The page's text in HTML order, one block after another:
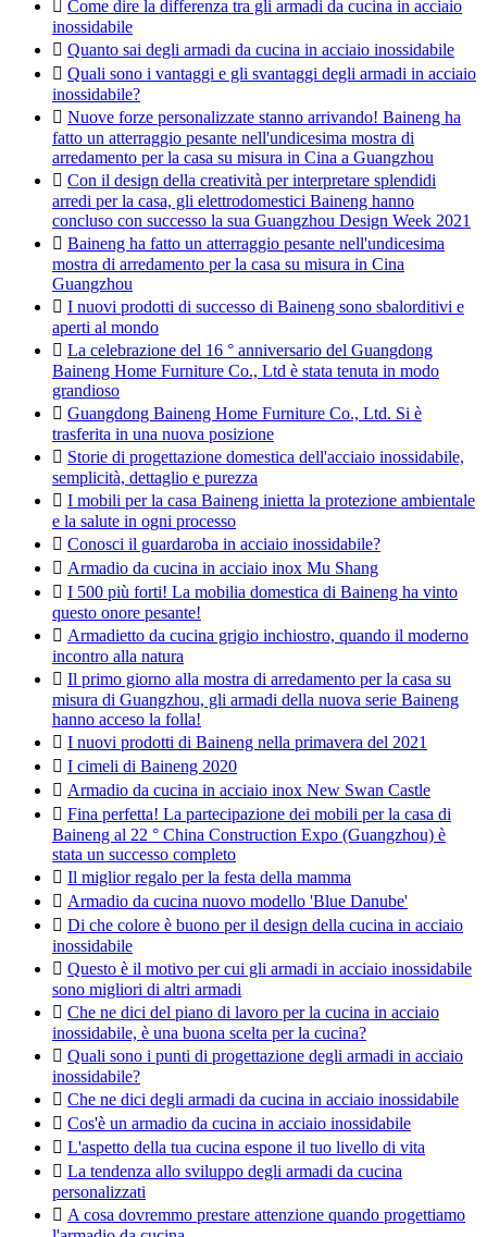
Come dire la differenza tra gli armadi da cucina in acciaio
inossidabile
 Quanto sai degli armadi da cucina in acciaio inossidabile
 Quali sono i vantaggi e gli svantaggi degli armadi in acciaio
inossidabile?
 Nuove forze personalizzate stanno arrivando! Baineng ha
fatto un atterraggio pesante nell'undicesima mostra di
arredamento per la casa su misura in Cina a Guangzhou
 Con il design della creatività per interpretare splendidi
arredi per la casa, gli elettrodomestici Baineng hanno
concluso con successo la sua Guangzhou Design Week 2021
 Baineng ha fatto un atterraggio pesante nell'undicesima
mostra di arredamento per la casa su misura in Cina
Guangzhou
 I nuovi prodotti di successo di Baineng sono sbalorditivi e
aperti al mondo
 La celebrazione del 16 ° anniversario del Guangdong
Baineng Home Furniture Co., Ltd è stata tenuta in modo
grandioso
 Guangdong Baineng Home Furniture Co., Ltd. Si è
trasferita in una nuova posizione
 Storie di progettazione domestica dell'acciaio inossidabile,
semplicità, dettaglio e purezza
 I mobili per la casa Baineng inietta la protezione ambientale
e la salute in ogni processo
 Conosci il guardaroba in acciaio inossidabile?
 Armadio da cucina in acciaio inox Mu Shang
 I 500 più forti! La mobilia domestica di Baineng ha vinto
questo onore pesante!
 Armadietto da cucina grigio inchiostro, quando il moderno
incontro alla natura
 Il primo giorno alla mostra di arredamento per la casa su
misura di Guangzhou, gli armadi della nuova serie Baineng
hanno acceso la folla!
 I nuovi prodotti di Baineng nella primavera del 2021
 I cimeli di Baineng 2020
 Armadio da cucina in acciaio inox New Swan Castle
 Fina perfetta! La partecipazione dei mobili per la casa di
Baineng al 22 ° China Construction Expo (Guangzhou) è
stata un successo completo
 Il miglior regalo per la festa della mamma
 Armadio da cucina nuovo modello 'Blue Danube'
 Di che colore è buono per il design della cucina in acciaio
inossidabile
 Questo è il motivo per cui gli armadi in acciaio inossidabile
sono migliori di altri armadi
 Che ne dici del piano di lavoro per la cucina in acciaio
inossidabile, è una buona scelta per la cucina?
 Quali sono i punti di progettazione degli armadi in acciaio
inossidabile?
 Che ne dici degli armadi da cucina in acciaio inossidabile
 Cos'è un armadio da cucina in acciaio inossidabile
 L'aspetto della tua cucina espone il tuo livello di vita
 La tendenza allo sviluppo degli armadi da cucina
personalizzati
 A cosa dovremmo prestare attenzione quando progettiamo